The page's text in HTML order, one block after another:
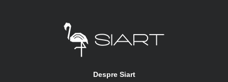
Despre Siart